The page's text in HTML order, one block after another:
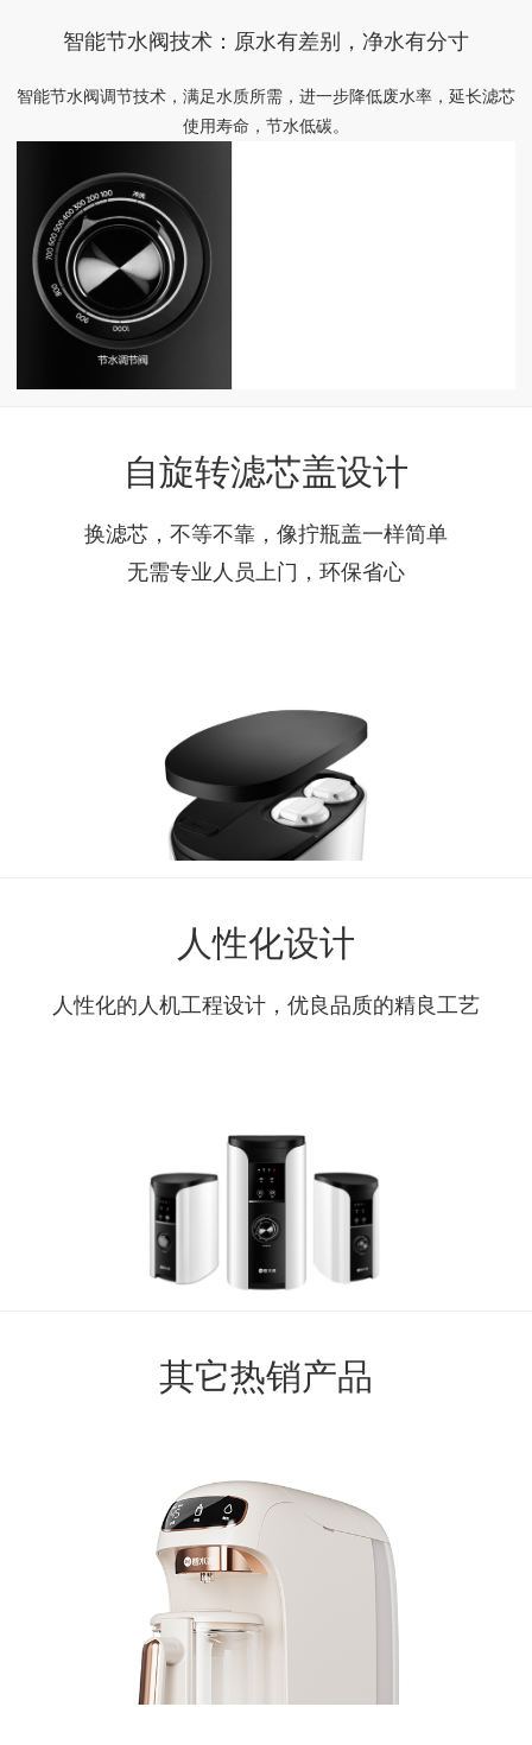
智能节水阀技术：原水有差别，净水有分寸
智能节水阀调节技术，满足水质所需，进一步降低废水率，延长滤芯
使用寿命，节水低碳。
自旋转滤芯盖设计
换滤芯，不等不靠，像拧瓶盖一样简单
无需专业人员上门，环保省心
人性化设计
人性化的人机工程设计，优良品质的精良工艺
其它热销产品